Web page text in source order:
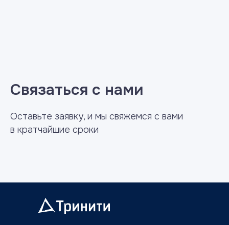
Связаться с нами
Оставьте заявку, и мы свяжемся с вами
в кратчайшие сроки